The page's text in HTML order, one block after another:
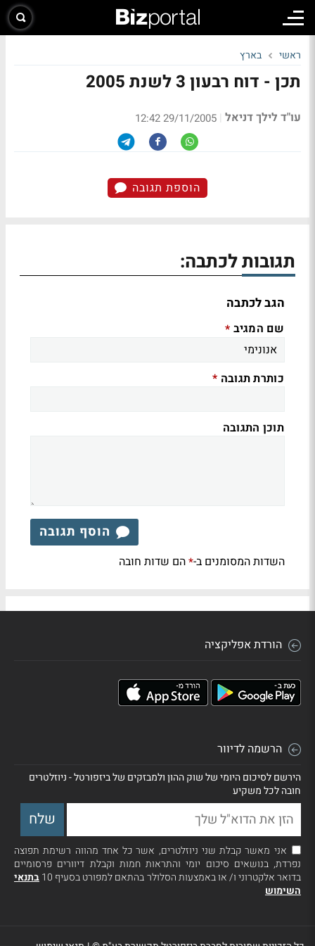
ראשי בארץ
תכן - דוח רבעון 3 לשנת 2005
עו"ד לילך דניאל |
29/11/2005 12:42
הוספת תגובה
תגובות לכתבה:
הגב לכתבה
שם המגיב *
כותרת תגובה *
תוכן התגובה
הוסף תגובה
השדות המסומנים ב-*הם שדות חובה
הורדת אפליקציה
הרשמה לדיוור
הירשם לסיכום היומי של שוק ההון ולמבזקים של ביזפורטל - ניוזלטרים
חובה לכל משקיע
אני מאשר קבלת שני ניוזלטרים, אשר כל אחד מהווה רשימת תפוצה
נפרדת, בנושאים סיכום יומי והתראות חמות וקבלת דיוורים פרסומיים
בדואר אלקטרוני ו/ או באמצעות הסלולר בהתאם למפורט בסעיף 10
בתנאי
השימוש